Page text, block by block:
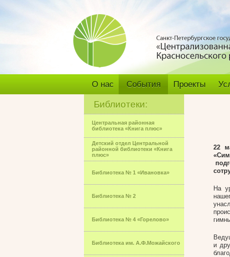
О нас События Проекты
Библиотеки:
Центральная районная
библиотека «Книга плюс»
Детский отдел Центральной
районной библиотеки «Книга
плюс»
Библиотека № 1 «Ивановка»
Библиотека № 2
Библиотека № 4 «Горелово»
Библиотека им. А.Ф.Можайского
22
На
и